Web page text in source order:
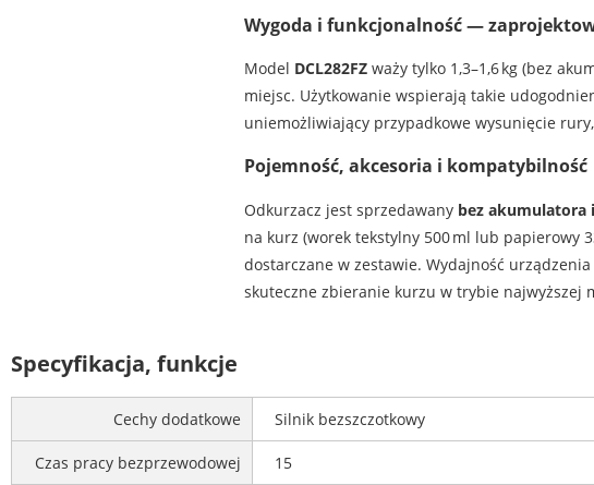
Wygoda i funkcjonalność —
Model DCL282FZważy tylko 1,3–1,6 kg (bez
miejsc. Użytkowanie wspierają takie
uniemożliwiający przypadkowe wysunięcie
Pojemność, akcesoria i kompatybilność
Odkurzacz jest sprzedawany bez akumulatora
na kurz (worek tekstylny 500 ml lub papierowy
dostarczane w zestawie. Wydajność
skuteczne zbieranie kurzu w trybie najwyższej
Specyfikacja, funkcje
Cechy dodatkowe Silnik bezszczotkowy
Czas pracy bezprzewodowej 15